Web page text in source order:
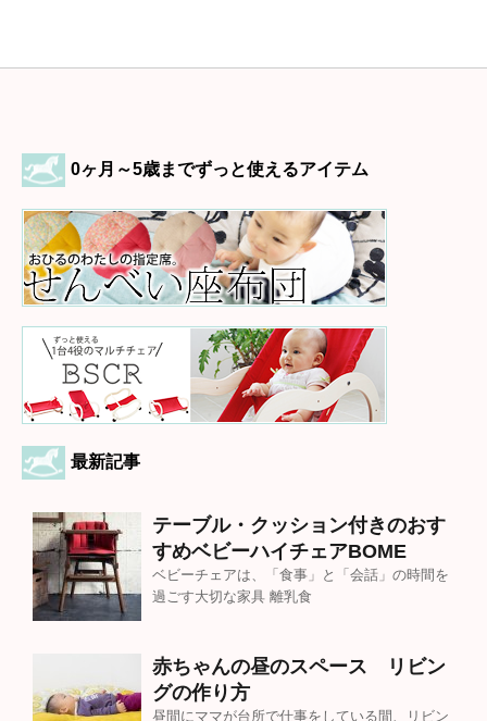
0ヶ月～5歳までずっと使えるアイテム
最新記事
テーブル・クッション付きのおす
すめベビーハイチェアBOME
ベビーチェアは、「食事」と「会話」の時間を
過ごす大切な家具 離乳食
赤ちゃんの昼のスペース リビン
グの作り方
昼間にママが台所で仕事をしている間、リビン